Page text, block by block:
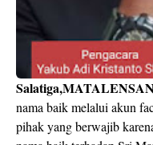
nama baik melalui akun
pihak yang berwajib